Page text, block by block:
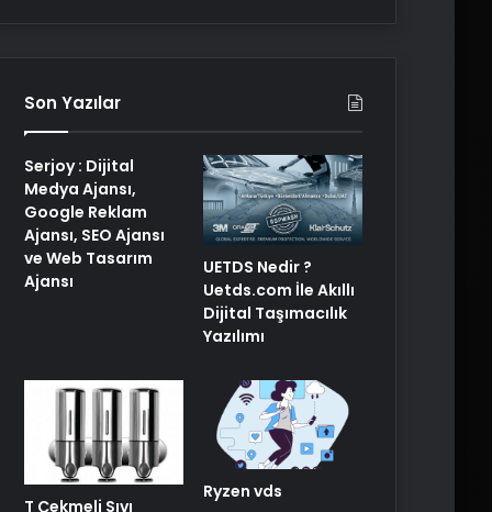
Son Yazılar
Serjoy : Dijital
Medya Ajansı,
Google Reklam
Ajansı, SEO Ajansı
ve Web Tasarım
Ajansı
UETDS Nedir ?
Uetds.com İle Akıllı
Dijital Taşımacılık
Yazılımı
T Çekmeli Sıvı
Ryzen vds